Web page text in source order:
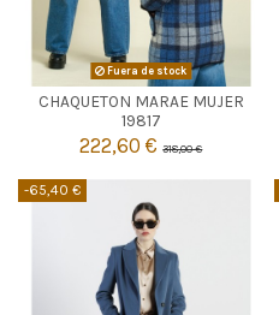
Fuera de stock
CHAQUETON MARAE MUJER
19817
222,60 €318,00 €
 Agotado
-65,40 €